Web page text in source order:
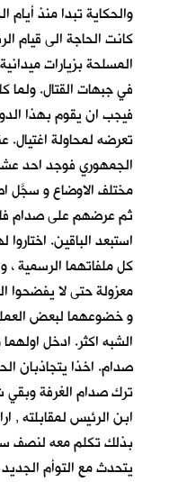
والحكاية تبدا منذ أيام
كانت الحاجة الى قيام
المسلحة بزيارات
في جبهات القتال. ولما
فيجب ان يقوم بهذا
تعرضه لمحاولة
الجمهوري فوجد احد
مختلف الاوضاع و سجَّل
ثم عرضهم على صدام
استبعد الباقين.
كل ملفاتهما الرسمية ،
معزولة حتى لا يفضحوا
و خضوعهما لبعض
الشبه اكثر. ادخل
صدام. اخذا يتجاذبان
ترك صدام الغرفة
ابن الرئيس لمقابلته ,
بذلك تكلم معه لنصف
يتحدث مع التوأم الجديد